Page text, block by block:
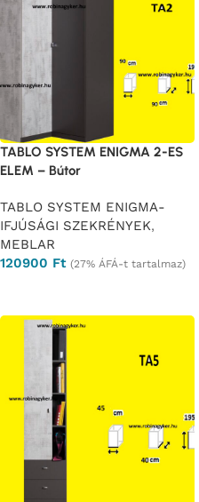
TABLO SYSTEM ENIGMA 2-ES
ELEM – Bútor
TABLO SYSTEM ENIGMA-
IFJÚSÁGI SZEKRÉNYEK,
MEBLAR
120900 Ft (27% ÁFÁ-t tartalmaz)